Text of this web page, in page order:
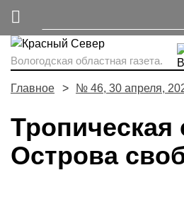
Вологодская областная газета.
Главное № 46, 30 апреля,
Тропическая
Острова